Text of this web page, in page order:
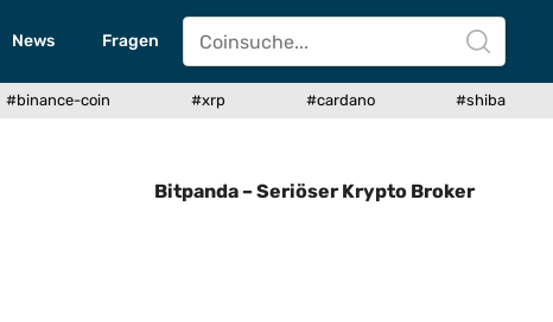
News Fragen
#binance-coin #xrp #cardano #shiba
Bitpanda – Seriöser Krypto Broker